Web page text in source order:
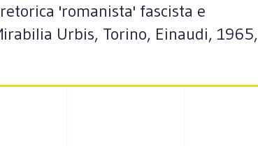
'romanista' fascista e
Urbis, Torino, Einaudi, 1965,